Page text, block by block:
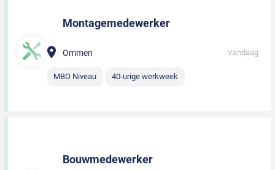
Montagemedewerker
Ommen Vandaag
MBO Niveau 40-urige werkweek
Bouwmedewerker